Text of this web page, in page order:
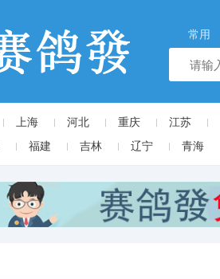
常用
上海 河北 重庆 江苏
福建 吉林 辽宁 青海